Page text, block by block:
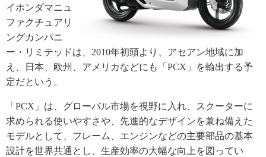
イホンダマニュ
ファクチュアリ
ングカンパニ
ー・リミテッドは、2010年初頭より、アセアン地域に加
え、日本、欧州、アメリカなどにも「PCX」を輸出する予
定だという。
「PCX」は、グローバル市場を視野に入れ、スクーターに
求められる使いやすさや、先進的なデザインを兼ね備えた
モデルとして、フレーム、エンジンなどの主要部品の基本
設計を世界共通とし、生産効率の大幅な向上を図ってい